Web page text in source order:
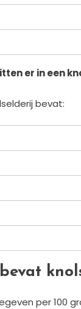
er in een
bevat:
per 100